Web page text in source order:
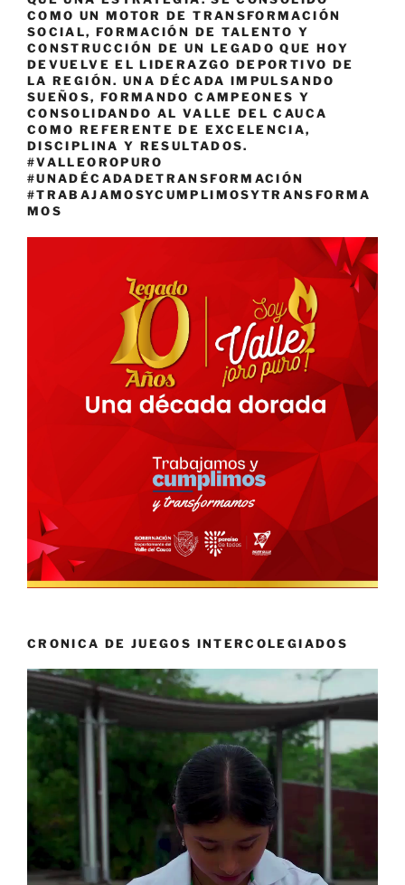
COMO UN MOTOR DE TRANSFORMACIÓN
SOCIAL, FORMACIÓN DE TALENTO Y
CONSTRUCCIÓN DE UN LEGADO QUE HOY
DEVUELVE EL LIDERAZGO DEPORTIVO DE
LA REGIÓN. UNA DÉCADA IMPULSANDO
SUEÑOS, FORMANDO CAMPEONES Y
CONSOLIDANDO AL VALLE DEL CAUCA
COMO REFERENTE DE EXCELENCIA,
DISCIPLINA Y RESULTADOS.
#VALLEOROPURO
#UNADÉCADADETRANSFORMACIÓN
#TRABAJAMOSYCUMPLIMOSYTRANSFORMA
MOS
CRONICA DE JUEGOS INTERCOLEGIADOS
Reproductor
vídeo